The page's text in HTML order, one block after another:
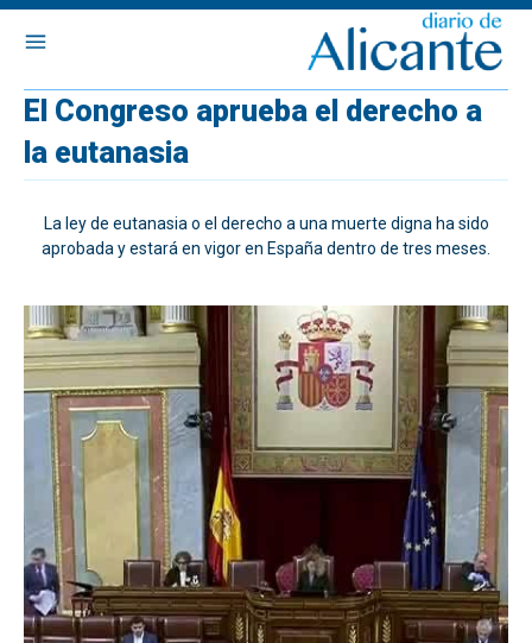
El Congreso aprueba el derecho a
la eutanasia
La ley de eutanasia o el derecho a una muerte digna ha sido
aprobada y estará en vigor en España dentro de tres meses.